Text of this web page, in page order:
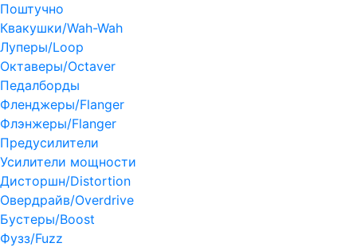
Поштучно
Квакушки/Wah-Wah
Луперы/Loop
Октаверы/Octaver
Педалборды
Фленджеры/Flanger
Флэнжеры/Flanger
Предусилители
Усилители мощности
Дисторшн/Distortion
Овердрайв/Overdrive
Бустеры/Boost
Фузз/Fuzz